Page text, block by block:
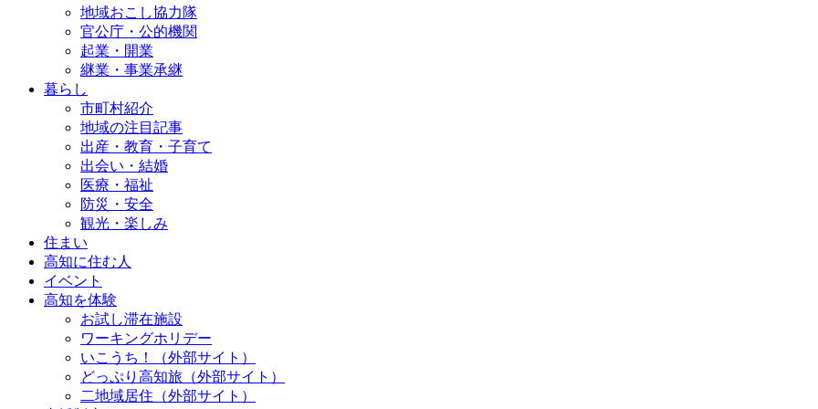
地域おこし協力隊
官公庁・公的機関
起業・開業
継業・事業承継
暮らし
市町村紹介
地域の注目記事
出産・教育・子育て
出会い・結婚
医療・福祉
防災・安全
観光・楽しみ
住まい
高知に住む人
イベント
高知を体験
お試し滞在施設
ワーキングホリデー
いこうち！（外部サイト）
どっぷり高知旅（外部サイト）
二地域居住（外部サイト）